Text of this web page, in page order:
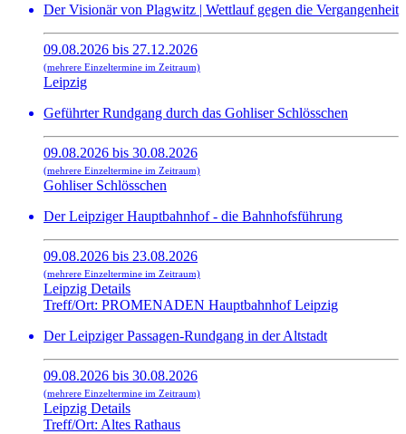
Der Visionär von Plagwitz | Wettlauf gegen die Vergangenheit
09.08.2026 bis 27.12.2026
(mehrere Einzeltermine im Zeitraum)
Leipzig
Geführter Rundgang durch das Gohliser Schlösschen
09.08.2026 bis 30.08.2026
(mehrere Einzeltermine im Zeitraum)
Gohliser Schlösschen
Der Leipziger Hauptbahnhof - die Bahnhofsführung
09.08.2026 bis 23.08.2026
(mehrere Einzeltermine im Zeitraum)
Leipzig Details
Treff/Ort: PROMENADEN Hauptbahnhof Leipzig
Der Leipziger Passagen-Rundgang in der Altstadt
09.08.2026 bis 30.08.2026
(mehrere Einzeltermine im Zeitraum)
Leipzig Details
Treff/Ort: Altes Rathaus